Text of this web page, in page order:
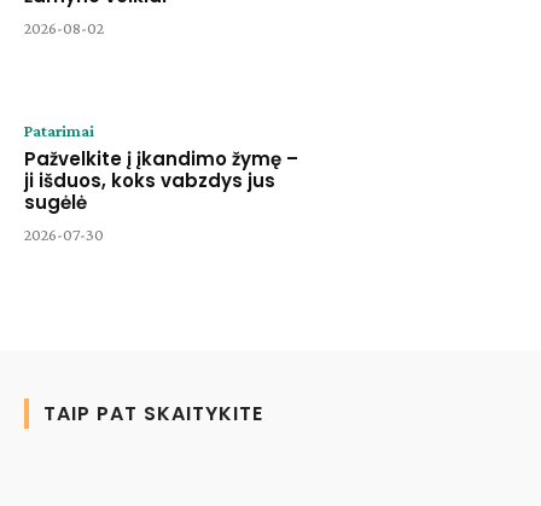
2026-08-02
Patarimai
Pažvelkite į įkandimo žymę –
ji išduos, koks vabzdys jus
sugėlė
2026-07-30
TAIP PAT SKAITYKITE